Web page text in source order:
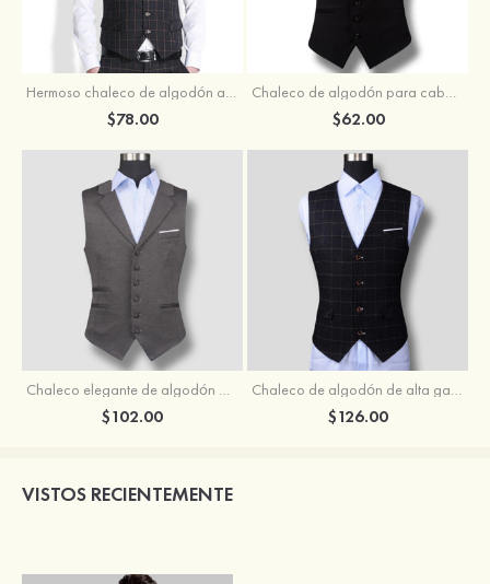
Hermoso chaleco de algodón a cuadros británicos para hombre ideal para bodas y fiestas
$78.00
Chaleco de algodón para caballeros para bodas o fiestas
$62.00
Chaleco elegante de algodón antiarrugas para hombre
$102.00
Chaleco de algodón de alta gama para hombre
$126.00
VISTOS RECIENTEMENTE